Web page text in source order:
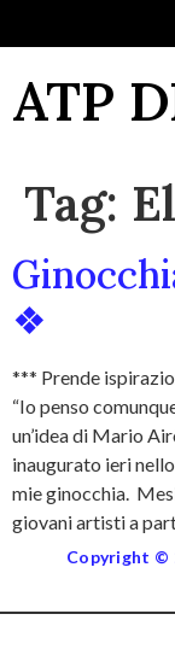
ATP
Tag:
❖
*** Prende
“Io penso
un’idea di Mario
inaugurato ieri
mie ginocchia.
giovani artisti a
Copyright ©